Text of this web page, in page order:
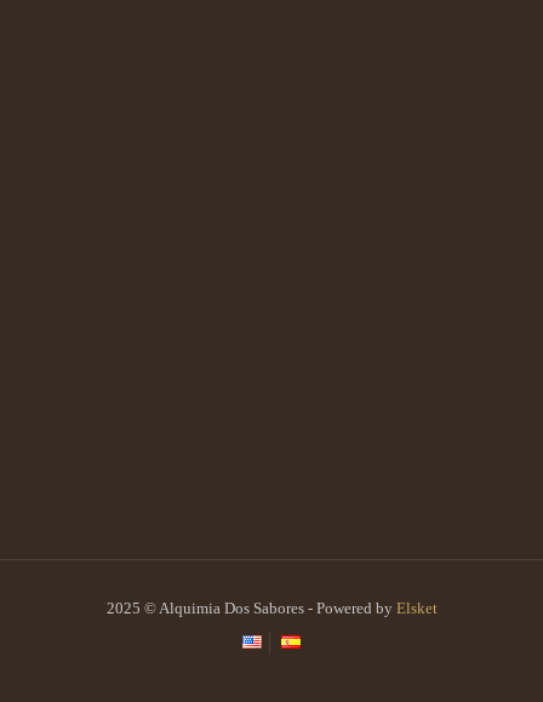
2025 © Alquimia Dos Sabores - Powered by Elsket